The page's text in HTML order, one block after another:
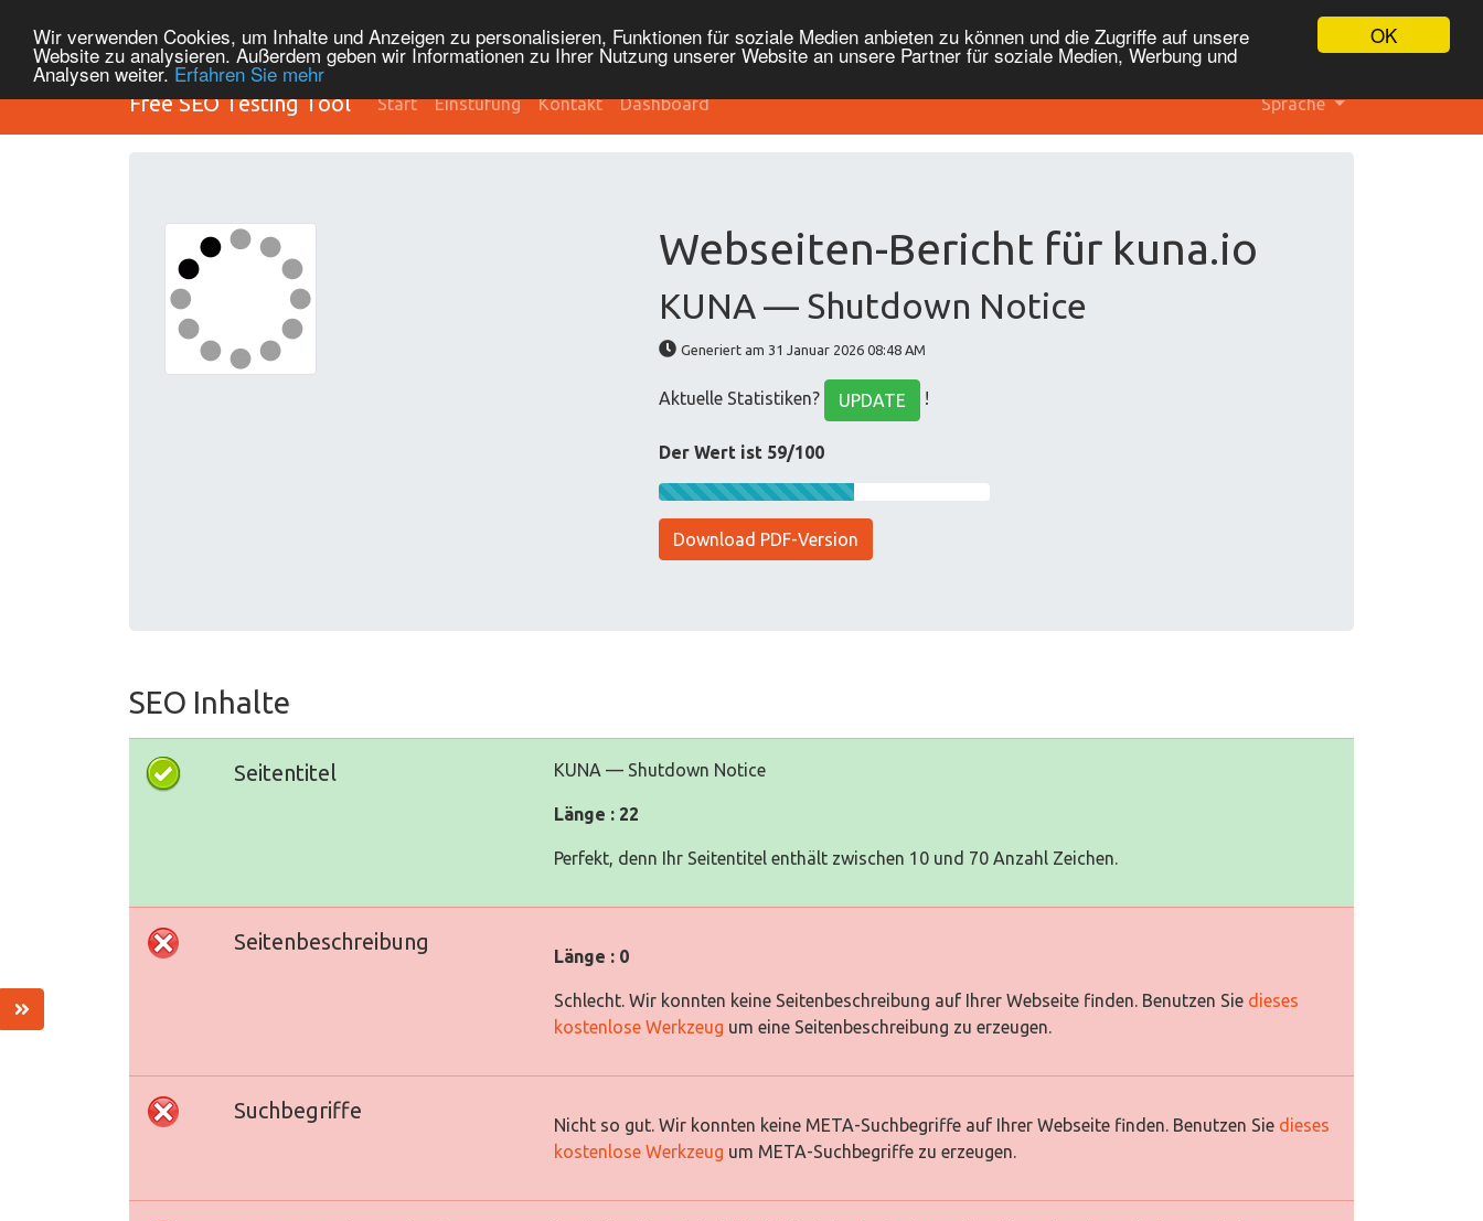
OK
Wir verwenden Cookies, um Inhalte und Anzeigen zu personalisieren, Funktionen für soziale Medien anbieten zu können und die Zugriffe auf unsere
Website zu analysieren. Außerdem geben wir Informationen zu Ihrer Nutzung unserer Website an unsere Partner für soziale Medien, Werbung und
Analysen weiter. Erfahren Sie mehr
Free SEO Testing Tool Start Einstufung Kontakt Dashboard Sprache
Webseiten-Bericht für kuna.io
KUNA — Shutdown Notice
Generiert am 31 Januar 2026 08:48 AM
Aktuelle Statistiken? UPDATE !
Der Wert ist 59/100
Download PDF-Version
SEO Inhalte
Seitentitel KUNA — Shutdown Notice
Länge : 22
Perfekt, denn Ihr Seitentitel enthält zwischen 10 und 70 Anzahl Zeichen.
Seitenbeschreibung
Länge : 0
Schlecht. Wir konnten keine Seitenbeschreibung auf Ihrer Webseite finden. Benutzen Sie dieses
kostenlose Werkzeug um eine Seitenbeschreibung zu erzeugen.
Suchbegriffe
Nicht so gut. Wir konnten keine META-Suchbegriffe auf Ihrer Webseite finden. Benutzen Sie dieses
kostenlose Werkzeug um META-Suchbegriffe zu erzeugen.